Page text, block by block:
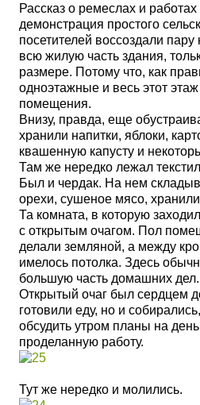
Рассказ о ремеслах и
демонстрация простого
посетителей воссоздали
всю жилую часть здания,
размере. Потому что, как
одноэтажные и весь этот
помещения.
Внизу, правда, еще
хранили напитки, яблоки,
квашенную капусту и
Там же нередко лежал
Был и чердак. На нем
орехи, сушеное мясо,
Та комната, в которую
с открытым очагом. Пол
делали земляной, а между
имелось потолка. Здесь
большую часть домашних дел.
Открытый очаг был сердцем
готовили еду, но и
обсудить утром планы на
проделанную работу.
Тут же нередко и молились.